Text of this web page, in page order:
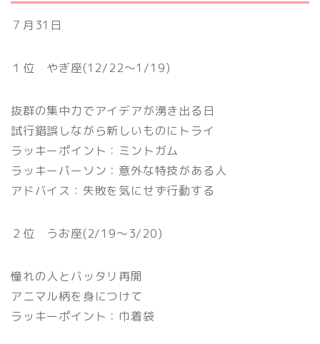
７月31日
１位 やぎ座(12/22〜1/19)
抜群の集中力でアイデアが湧き出る日
試行錯誤しながら新しいものにトライ
ラッキーポイント：ミントガム
ラッキーパーソン：意外な特技がある人
アドバイス：失敗を気にせず行動する
２位 うお座(2/19〜3/20)
憧れの人とバッタリ再開
アニマル柄を身につけて
ラッキーポイント：巾着袋